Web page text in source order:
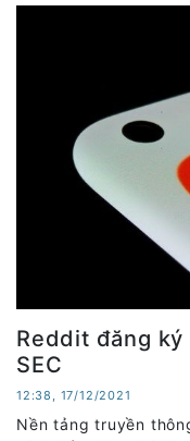
Reddit đăng
SEC
12:38, 17/12/2021
Nền tảng truyền